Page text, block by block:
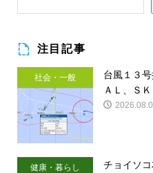
注目記事
社会・一般
台風１３
ＡＬ、Ｓ
健康・暮らし
チョイソ